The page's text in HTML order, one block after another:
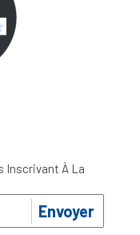
Inscrivant À La
Envoyer